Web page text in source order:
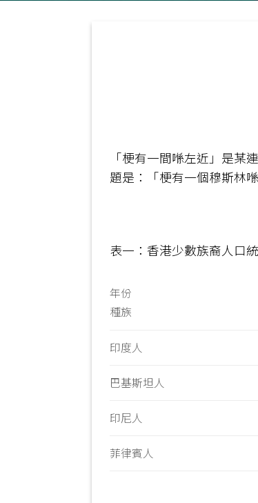
「梗有一間喺左近」是
題是：「梗有一個穆斯林
表一：香港少數族裔人口
年份
種族
印度人
巴基斯坦人
印尼人
菲律賓人